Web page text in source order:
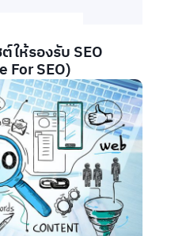
ให้รองรับ SEO
For SEO)